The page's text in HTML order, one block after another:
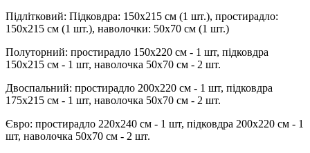
Підлітковий: Підковдра: 150x215 см (1 шт.), простирадло:
150x215 см (1 шт.), наволочки: 50x70 см (1 шт.)
Полуторний: простирадло 150х220 см - 1 шт, підковдра
150х215 см - 1 шт, наволочка 50х70 см - 2 шт.
Двоспальний: простирадло 200х220 см - 1 шт, підковдра
175х215 см - 1 шт, наволочка 50х70 см - 2 шт.
Євро: простирадло 220х240 см - 1 шт, підковдра 200х220 см - 1
шт, наволочка 50х70 см - 2 шт.